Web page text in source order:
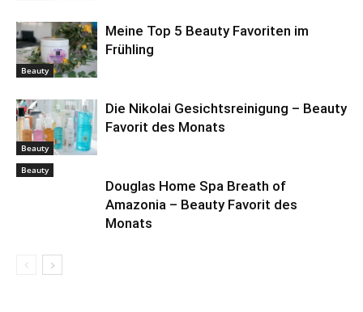
Beauty
Meine Top 5 Beauty Favoriten im
Frühling
Beauty
Die Nikolai Gesichtsreinigung – Beauty
Favorit des Monats
Beauty
Douglas Home Spa Breath of
Amazonia – Beauty Favorit des
Monats